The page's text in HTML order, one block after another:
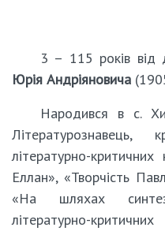
3 – 115 років від
Юрія Андріяновича
Народився в с.
Літературознавець,
літературно-
Еллан», «Творчість
«На шляхах
літературно-